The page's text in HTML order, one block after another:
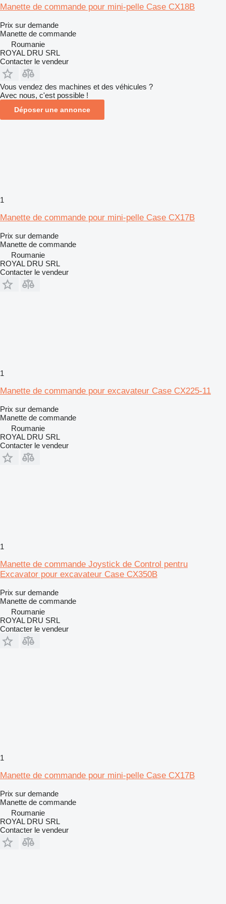
Manette de commande pour mini-pelle Case CX18B
Prix sur demande
Manette de commande
Roumanie
ROYAL DRU SRL
Contacter le vendeur
Vous vendez des machines et des véhicules ?
Avec nous, c'est possible !
Déposer une annonce
1
Manette de commande pour mini-pelle Case CX17B
Prix sur demande
Manette de commande
Roumanie
ROYAL DRU SRL
Contacter le vendeur
1
Manette de commande pour excavateur Case CX225-11
Prix sur demande
Manette de commande
Roumanie
ROYAL DRU SRL
Contacter le vendeur
1
Manette de commande Joystick de Control pentru
Excavator pour excavateur Case CX350B
Prix sur demande
Manette de commande
Roumanie
ROYAL DRU SRL
Contacter le vendeur
1
Manette de commande pour mini-pelle Case CX17B
Prix sur demande
Manette de commande
Roumanie
ROYAL DRU SRL
Contacter le vendeur